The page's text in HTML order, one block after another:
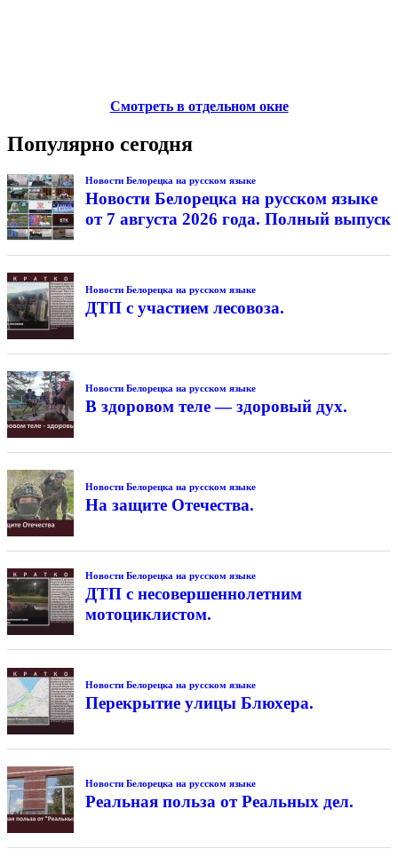
Смотреть в отдельном окне
Популярно сегодня
Новости Белорецка на русском языке
Новости Белорецка на русском языке
от 7 августа 2026 года. Полный выпуск
Новости Белорецка на русском языке
ДТП с участием лесовоза.
Новости Белорецка на русском языке
В здоровом теле — здоровый дух.
Новости Белорецка на русском языке
На защите Отечества.
Новости Белорецка на русском языке
ДТП с несовершеннолетним
мотоциклистом.
Новости Белорецка на русском языке
Перекрытие улицы Блюхера.
Новости Белорецка на русском языке
Реальная польза от Реальных дел.